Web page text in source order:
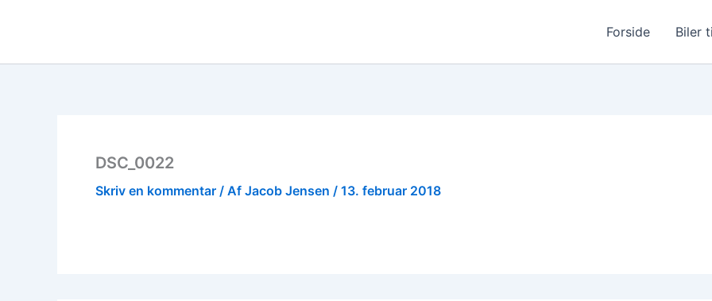
Forside Biler
DSC_0022
Skriv en kommentar / Af Jacob Jensen / 13. februar 2018